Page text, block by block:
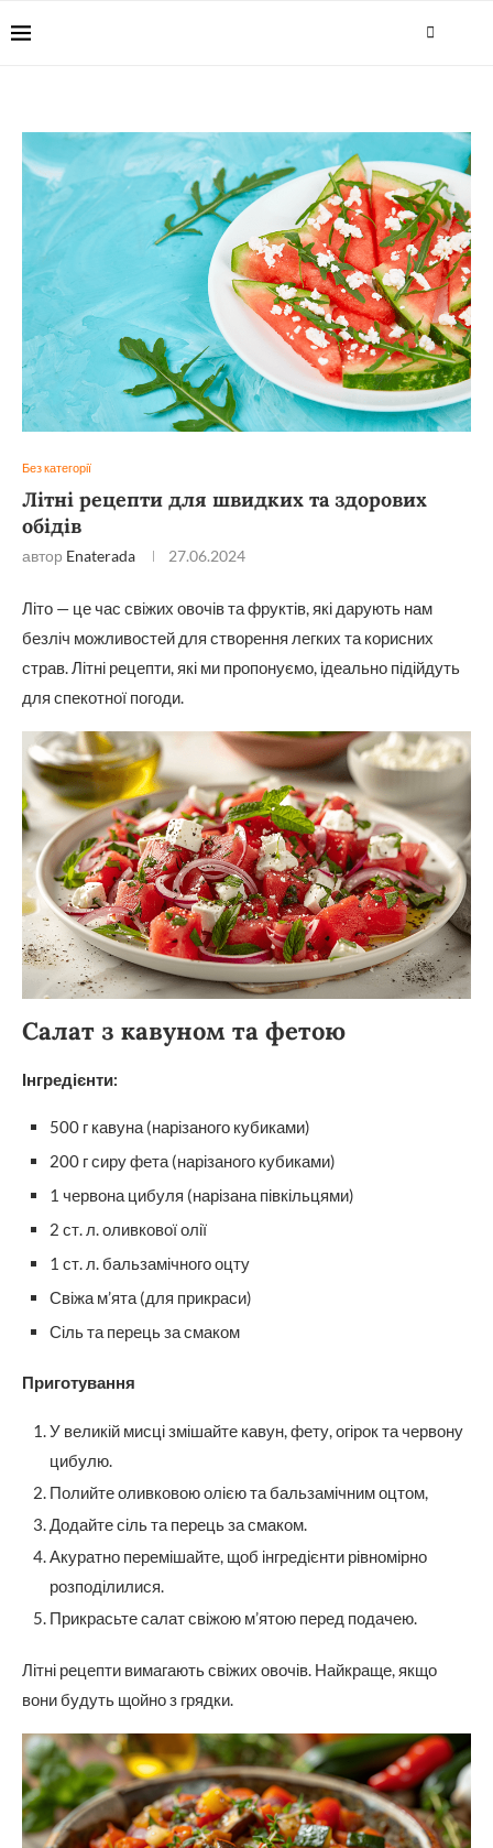
Без категорії
Літні рецепти для швидких та здорових
обідів
автор Enaterada 27.06.2024
Літо — це час свіжих овочів та фруктів, які дарують нам
безліч можливостей для створення легких та корисних
страв. Літні рецепти, які ми пропонуємо, ідеально підійдуть
для спекотної погоди.
Салат з кавуном та фетою
Інгредієнти:
500 г кавуна (нарізаного кубиками)
200 г сиру фета (нарізаного кубиками)
1 червона цибуля (нарізана півкільцями)
2 ст. л. оливкової олії
1 ст. л. бальзамічного оцту
Свіжа м’ята (для прикраси)
Сіль та перець за смаком
Приготування
У великій мисці змішайте кавун, фету, огірок та червону
цибулю.
Полийте оливковою олією та бальзамічним оцтом,
Додайте сіль та перець за смаком.
Акуратно перемішайте, щоб інгредієнти рівномірно
розподілилися.
Прикрасьте салат свіжою м’ятою перед подачею.
Літні рецепти вимагають свіжих овочів. Найкраще, якщо
вони будуть щойно з грядки.